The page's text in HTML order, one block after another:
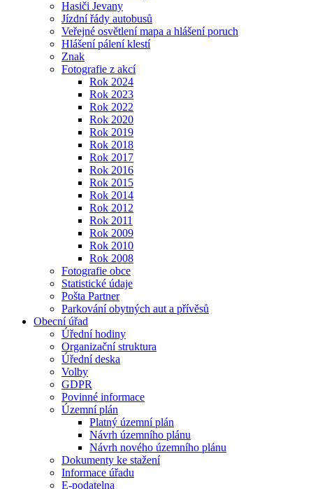
Hasiči Jevany
Jízdní řády autobusů
Veřejné osvětlení mapa a hlášení poruch
Hlášení pálení klestí
Znak
Fotografie z akcí
Rok 2024
Rok 2023
Rok 2022
Rok 2020
Rok 2019
Rok 2018
Rok 2017
Rok 2016
Rok 2015
Rok 2014
Rok 2012
Rok 2011
Rok 2009
Rok 2010
Rok 2008
Fotografie obce
Statistické údaje
Pošta Partner
Parkování obytných aut a přívěsů
Obecní úřad
Úřední hodiny
Organizační struktura
Úřední deska
Volby
GDPR
Povinné informace
Územní plán
Platný územní plán
Návrh územního plánu
Návrh nového územního plánu
Dokumenty ke stažení
Informace úřadu
E-podatelna